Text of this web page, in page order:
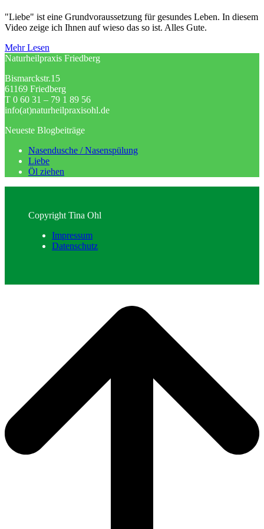
"Liebe" ist eine Grundvoraussetzung für gesundes Leben. In diesem
Video zeige ich Ihnen auf wieso das so ist. Alles Gute.
Mehr Lesen
Naturheilpraxis Friedberg
Bismarckstr.15
61169 Friedberg
T 0 60 31 – 79 1 89 56
info(at)naturheilpraxisohl.de
Neueste Blogbeiträge
Nasendusche / Nasenspülung
Liebe
Öl ziehen
Copyright Tina Ohl
Impressum
Datenschutz